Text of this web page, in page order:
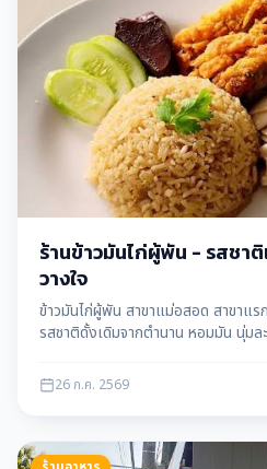
ร้านข้าวมันไก่ผู้พัน - รสชา
วางใจ
ข้าวมันไก่ผู้พัน สาขาแม่อสอด สาขาแร
รสชาติดั้งเดิมจากตำนาน หอมมัน นุ่มล
26 ก.ค. 2569